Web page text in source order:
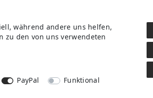
Daten­schutz­erklärung
Vertrag widerrufen
Mein Konto (anmelden)
während andere uns helfen,
zu den von uns verwendeten
PayPal
Funktional